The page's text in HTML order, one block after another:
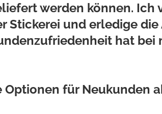
werden können. Ich
Stickerei und erledige
hat
Optionen für Neukunden